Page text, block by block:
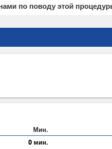
по поводу этой
Мин.
0 мин.